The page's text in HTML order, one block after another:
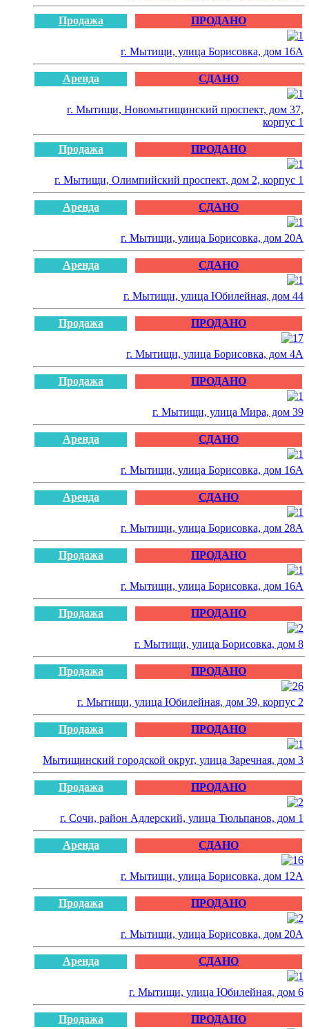
Продажа ПРОДАНО
г. Мытищи, улица Борисовка, дом 16А
Аренда СДАНО
г. Мытищи, Новомытищинский проспект, дом 37,
корпус 1
Продажа ПРОДАНО
г. Мытищи, Олимпийский проспект, дом 2, корпус 1
Аренда СДАНО
г. Мытищи, улица Борисовка, дом 20А
Аренда СДАНО
г. Мытищи, улица Юбилейная, дом 44
Продажа ПРОДАНО
г. Мытищи, улица Борисовка, дом 4А
Продажа ПРОДАНО
г. Мытищи, улица Мира, дом 39
Аренда СДАНО
г. Мытищи, улица Борисовка, дом 16А
Аренда СДАНО
г. Мытищи, улица Борисовка, дом 28А
Продажа ПРОДАНО
г. Мытищи, улица Борисовка, дом 16А
Продажа ПРОДАНО
г. Мытищи, улица Борисовка, дом 8
Продажа ПРОДАНО
г. Мытищи, улица Юбилейная, дом 39, корпус 2
Продажа ПРОДАНО
Мытищинский городской округ, улица Заречная, дом 3
Продажа ПРОДАНО
г. Сочи, район Адлерский, улица Тюльпанов, дом 1
Аренда СДАНО
г. Мытищи, улица Борисовка, дом 12А
Продажа ПРОДАНО
г. Мытищи, улица Борисовка, дом 20А
Аренда СДАНО
г. Мытищи, улица Юбилейная, дом 6
Продажа ПРОДАНО